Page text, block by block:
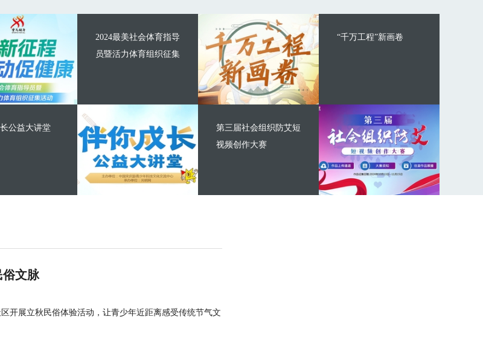
2024最美社会体育指导
员暨活力体育组织征集
公益大讲堂
“千万工程”新画卷
第三届社会组织防艾短
视频创作大赛
俗文脉
开展立秋民俗体验活动，让青少年近距离感受传统节气文